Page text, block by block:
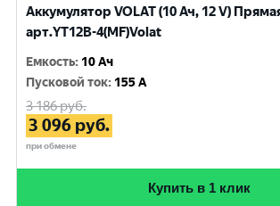
Аккумулятор VOLAT (10 Ач, 12 V)
арт.YT12B-4(MF)Volat
Емкость: 10 Ач
Пусковой ток: 155 A
3 186руб.
3 096 руб.
при обмене
Купить в 1 клик